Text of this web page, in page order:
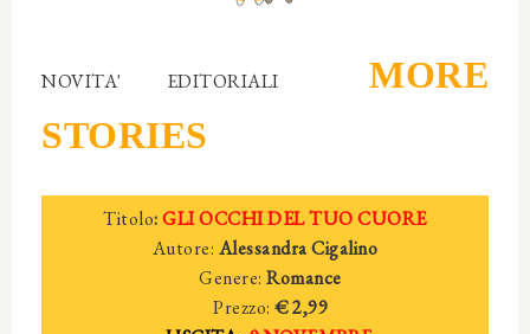
NOVITA' EDITORIALI MORE
STORIES
Titolo:GLI OCCHI DEL TUO CUORE
Autore: Alessandra Cigalino
Genere: Romance
Prezzo: € 2,99